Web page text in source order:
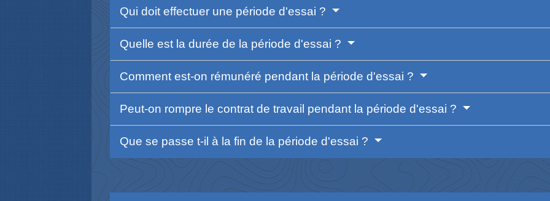
Qui doit effectuer une période d'essai ?
Quelle est la durée de la période d'essai ?
Comment est-on rémunéré pendant la période d'essai ?
Peut-on rompre le contrat de travail pendant la période d'essai ?
Que se passe t-il à la fin de la période d'essai ?